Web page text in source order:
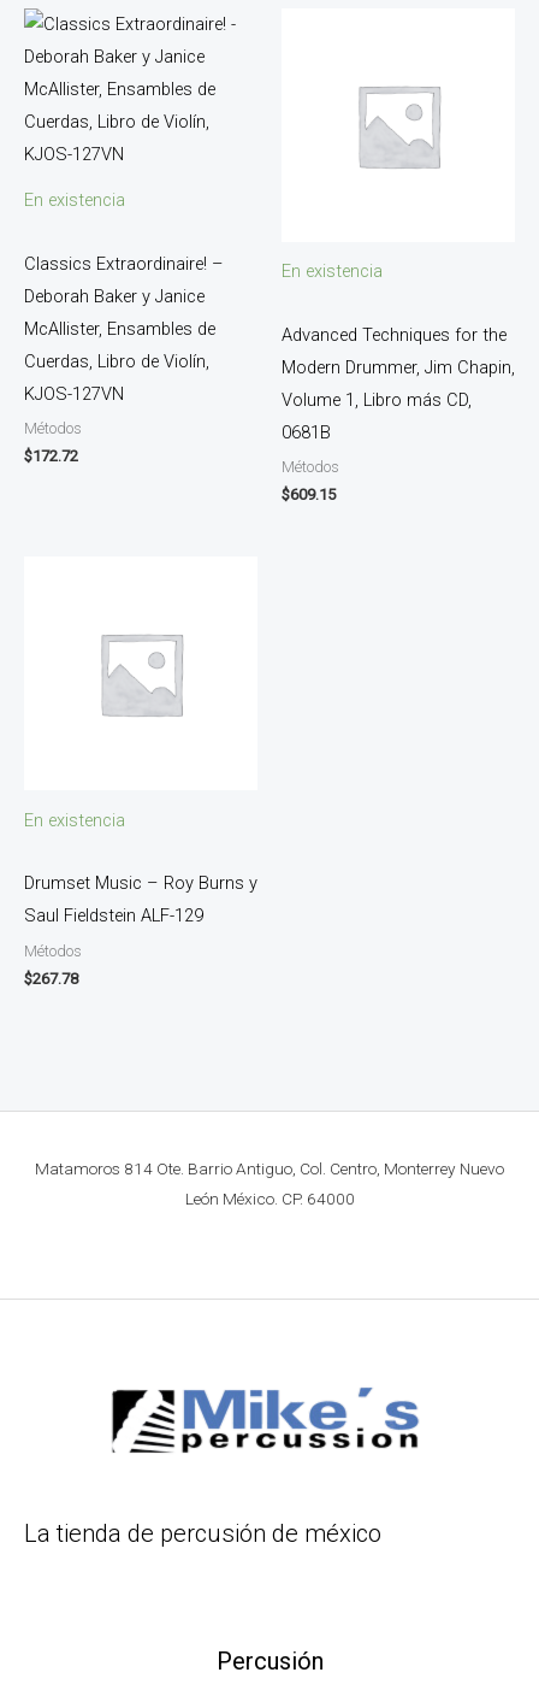
En existencia
Classics Extraordinaire! –
Deborah Baker y Janice
McAllister, Ensambles de
Cuerdas, Libro de Violín,
KJOS-127VN
Métodos
$172.72
En existencia
Advanced Techniques for the
Modern Drummer, Jim Chapin,
Volume 1, Libro más CD,
0681B
Métodos
$609.15
En existencia
Drumset Music – Roy Burns y
Saul Fieldstein ALF-129
Métodos
$267.78
Matamoros 814 Ote. Barrio Antiguo, Col. Centro, Monterrey Nuevo
León México. CP. 64000
La tienda de percusión de méxico
Percusión